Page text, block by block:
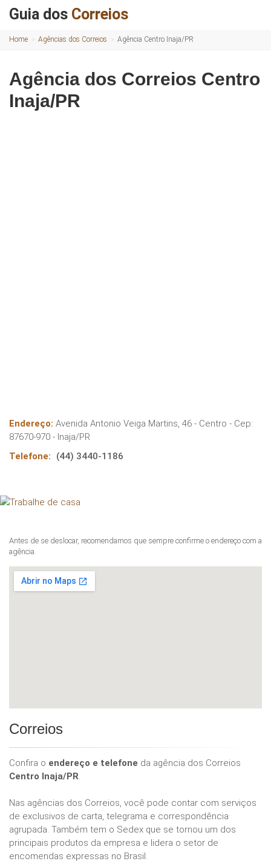
Guia dos Correios
Home Agências dos Correios Agência Centro Inaja/PR
Agência dos Correios Centro
Inaja/PR
Endereço: Avenida Antonio Veiga Martins, 46 - Centro - Cep:
87670-970 - Inaja/PR
Telefone:
(44) 3440-1186
Antes de se deslocar, recomendamos que sempre confirme o endereço com a
agência.
Correios
Confira o endereço e telefone da agência dos Correios
Centro Inaja/PR.
Nas agências dos Correios, você pode contar com serviços
de exclusivos de carta, telegrama e correspondência
agrupada. Também tem o Sedex que se tornou um dos
principais produtos da empresa e lidera o setor de
encomendas expressas no Brasil.